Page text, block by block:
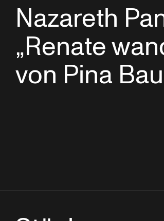
Nazareth
„Renate
von Pina